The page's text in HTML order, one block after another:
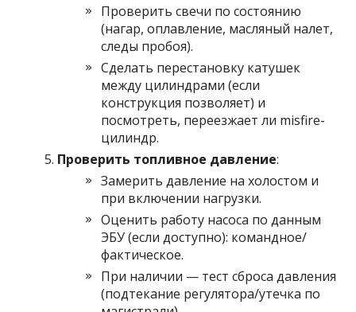
Проверить свечи по состоянию
(нагар, оплавление, масляный налет,
следы пробоя).
Сделать перестановку катушек
между цилиндрами (если
конструкция позволяет) и
посмотреть, переезжает ли misfire-
цилиндр.
Проверить топливное давление:
Замерить давление на холостом и
при включении нагрузки.
Оценить работу насоса по данным
ЭБУ (если доступно): командное/
фактическое.
При наличии — тест сброса давления
(подтекание регулятора/утечка по